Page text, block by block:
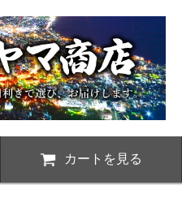
カートを見る